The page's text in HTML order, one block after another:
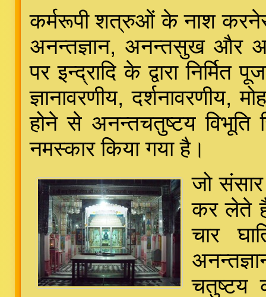
कर्मरूपी शत्रुओं के नाश
अनन्तज्ञान, अनन्तसुख और
पर इन्द्रादि के द्वारा निर्मित
ज्ञानावरणीय, दर्शनावरणीय,
होने से अनन्तचतुष्टय विभूति
नमस्कार किया गया है।
जो
कर लेते
चार
चतुष्टय